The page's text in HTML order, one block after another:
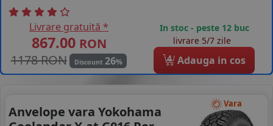
Livrare gratuită *
867.00 RON
1178 RON
Discount 26%
In stoc - peste 12 buc
livrare 5/7 zile
4 Adauga in cos
Vara
Anvelope vara Yokohama